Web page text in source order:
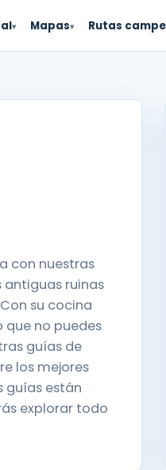
▾ Mapas▾ Rutas
con nuestras
antiguas ruinas
su cocina
que no puedes
guías de
los mejores
guías están
explorar todo